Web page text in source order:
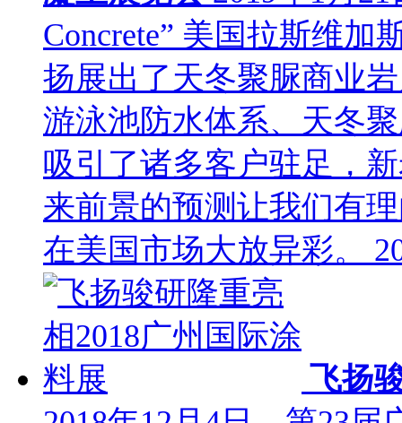
Concrete” 美国拉斯维
扬展出了天冬聚脲商业
游泳池防水体系、天冬
吸引了诸多客户驻足，
来前景的预测让我们有
在美国市场大放异彩。
飞扬